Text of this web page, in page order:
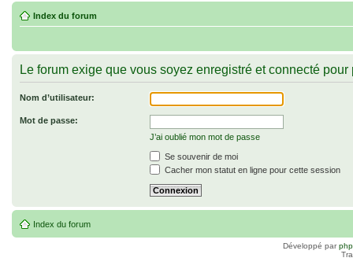
Index du forum
Le forum exige que vous soyez enregistré et connecté
Nom d’utilisateur:
Mot de passe:
J’ai oublié mon mot de passe
Se souvenir de moi
Cacher mon statut en ligne pour cette session
Index du forum
Développé par